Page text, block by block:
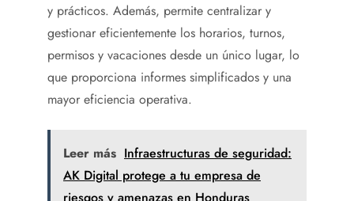
y prácticos. Además, permite centralizar y
gestionar eficientemente los horarios, turnos,
permisos y vacaciones desde un único lugar, lo
que proporciona informes simplificados y una
mayor eficiencia operativa.
Leer más Infraestructuras de seguridad:
AK Digital protege a tu empresa de
riesgos y amenazas en Honduras